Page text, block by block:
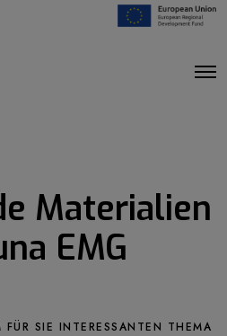
O
Materialien
EMG
SIE INTERESSANTEN THEMA